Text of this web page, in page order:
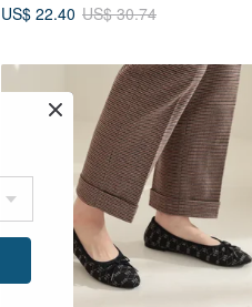
US$ 22.40 US$ 30.74